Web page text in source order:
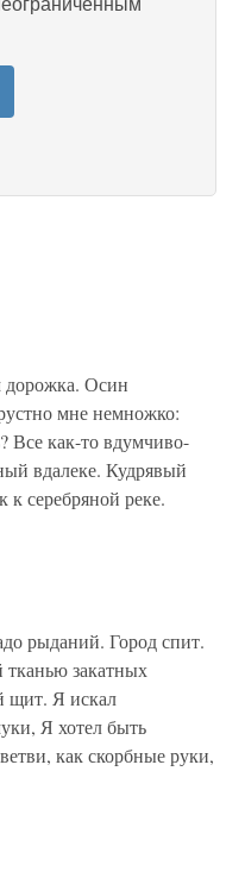
Осин
мне немножко:
Все как-то вдумчиво-
вдалеке. Кудрявый
серебряной реке.
рыданий. Город спит.
закатных
щит. Я искал
Я хотел быть
как скорбные руки,